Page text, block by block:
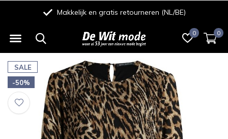
0 0
Makkelijk en gratis retourneren (NL/BE)
SALE
-50%